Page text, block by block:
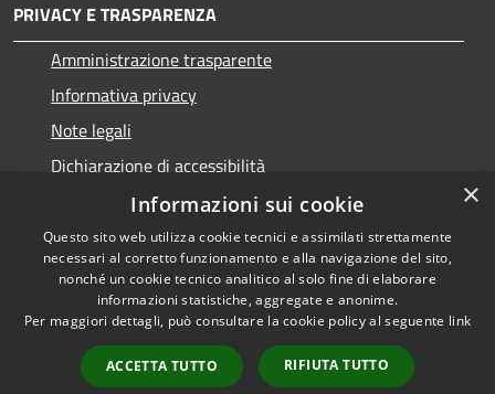
PRIVACY E TRASPARENZA
Amministrazione trasparente
Informativa privacy
Note legali
Dichiarazione di accessibilità
Accessibilità
Privacy
Mappa del sito
Copyright © 2026 • Comune di
San Nicolò d'Arcidano •
Powered byMunicipium •
Accesso redazione
×
Informazioni sui cookie
Questo sito web utilizza cookie tecnici e assimilati strettamente
necessari al corretto funzionamento e alla navigazione del sito,
nonché un cookie tecnico analitico al solo fine di elaborare
informazioni statistiche, aggregate e anonime.
Per maggiori dettagli, può consultare la cookie policy al seguente link
ACCETTA TUTTO RIFIUTA TUTTO